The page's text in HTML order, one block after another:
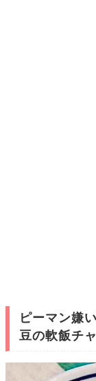
ピーマン嫌
豆の軟飯チ